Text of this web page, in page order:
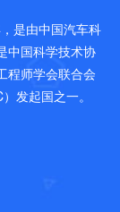
是由中国汽车科
中国科学技术协
程师学会联合会
发起国之一。